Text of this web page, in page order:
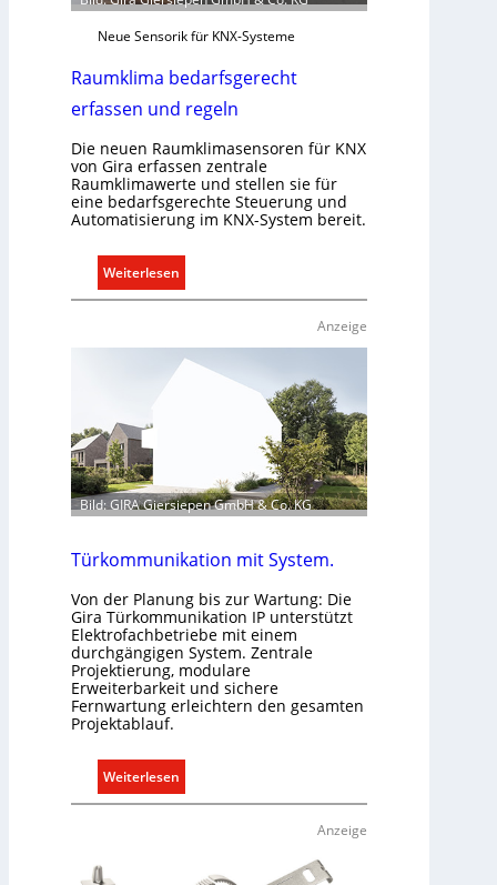
Neue Sensorik für KNX-Systeme
Raumklima bedarfsgerecht
erfassen und regeln
Die neuen Raumklimasensoren für KNX
von Gira erfassen zentrale
Raumklimawerte und stellen sie für
eine bedarfsgerechte Steuerung und
Automatisierung im KNX-System bereit.
Weiterlesen
R
m
b
d
r
f
s
g
e
r
c
t
Anzeige
Bild: GIRA Giersiepen GmbH & Co. KG
Türkommunikation mit System.
Von der Planung bis zur Wartung: Die
Gira Türkommunikation IP unterstützt
Elektrofachbetriebe mit einem
durchgängigen System. Zentrale
Projektierung, modulare
Erweiterbarkeit und sichere
Fernwartung erleichtern den gesamten
Projektablauf.
Weiterlesen
T
Anzeige